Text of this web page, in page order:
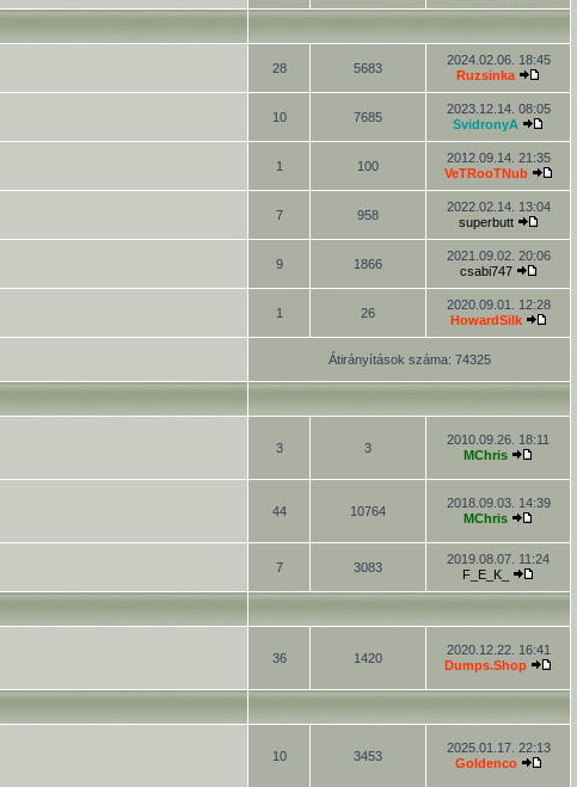
28 5683
2024.02.06. 18:45
Ruzsinka
10 7685
2023.12.14. 08:05
SvidronyA
1 100
2012.09.14. 21:35
VeTRooTNub
7 958
2022.02.14. 13:04
superbutt
9 1866
2021.09.02. 20:06
csabi747
1 26
2020.09.01. 12:28
HowardSilk
Átirányítások száma: 74325
3 3
2010.09.26. 18:11
MChris
44 10764
2018.09.03. 14:39
MChris
7 3083
2019.08.07. 11:24
F_E_K_
36 1420
2020.12.22. 16:41
Dumps.Shop
10 3453
2025.01.17. 22:13
Goldenco